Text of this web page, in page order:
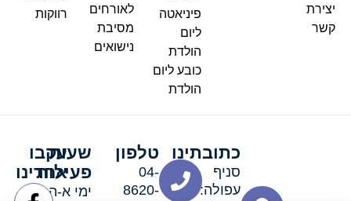
יצירת
קשר
פיניאטה
ליום
הולדת
כובע ליום
הולדת
לאורחים
מסיבת
נישואים
רווקות
כתובתינו
סניף
עפולה:
טלפון
04-
8620-
שעות
פעילות
ימי א-ה:
עקבו
אחרינו